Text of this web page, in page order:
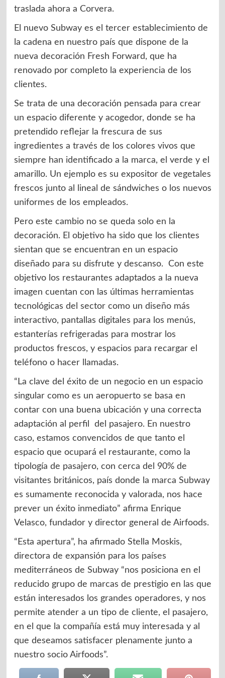
traslada ahora a Corvera.
El nuevo Subway es el tercer establecimiento de
la cadena en nuestro país que dispone de la
nueva decoración Fresh Forward, que ha
renovado por completo la experiencia de los
clientes.
Se trata de una decoración pensada para crear
un espacio diferente y acogedor, donde se ha
pretendido reflejar la frescura de sus
ingredientes a través de los colores vivos que
siempre han identificado a la marca, el verde y el
amarillo. Un ejemplo es su expositor de vegetales
frescos junto al lineal de sándwiches o los nuevos
uniformes de los empleados.
Pero este cambio no se queda solo en la
decoración. El objetivo ha sido que los clientes
sientan que se encuentran en un espacio
diseñado para su disfrute y descanso. Con este
objetivo los restaurantes adaptados a la nueva
imagen cuentan con las últimas herramientas
tecnológicas del sector como un diseño más
interactivo, pantallas digitales para los menús,
estanterías refrigeradas para mostrar los
productos frescos, y espacios para recargar el
teléfono o hacer llamadas.
“La clave del éxito de un negocio en un espacio
singular como es un aeropuerto se basa en
contar con una buena ubicación y una correcta
adaptación al perfil del pasajero. En nuestro
caso, estamos convencidos de que tanto el
espacio que ocupará el restaurante, como la
tipología de pasajero, con cerca del 90% de
visitantes británicos, país donde la marca Subway
es sumamente reconocida y valorada, nos hace
prever un éxito inmediato” afirma Enrique
Velasco, fundador y director general de Airfoods.
“Esta apertura”, ha afirmado Stella Moskis,
directora de expansión para los países
mediterráneos de Subway “nos posiciona en el
reducido grupo de marcas de prestigio en las que
están interesados los grandes operadores, y nos
permite atender a un tipo de cliente, el pasajero,
en el que la compañía está muy interesada y al
que deseamos satisfacer plenamente junto a
nuestro socio Airfoods”.